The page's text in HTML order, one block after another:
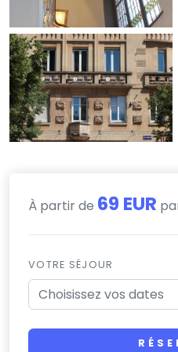
À partir de 69 EUR
VOTRE SÉJOUR